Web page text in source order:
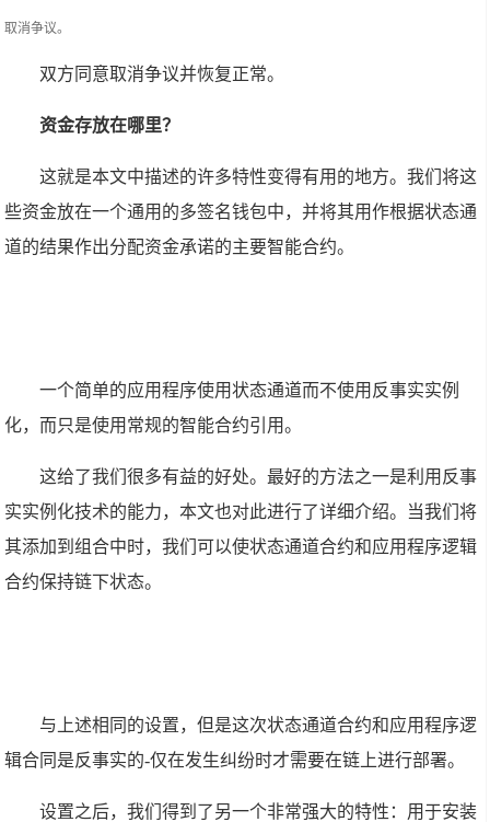
取消争议。
双方同意取消争议并恢复正常。
资金存放在哪里？
这就是本文中描述的许多特性变得有用的地方。我们将这
些资金放在一个通用的多签名钱包中，并将其用作根据状态通
道的结果作出分配资金承诺的主要智能合约。
一个简单的应用程序使用状态通道而不使用反事实实例
化，而只是使用常规的智能合约引用。
这给了我们很多有益的好处。最好的方法之一是利用反事
实实例化技术的能力，本文也对此进行了详细介绍。当我们将
其添加到组合中时，我们可以使状态通道合约和应用程序逻辑
合约保持链下状态。
与上述相同的设置，但是这次状态通道合约和应用程序逻
辑合同是反事实的-仅在发生纠纷时才需要在链上进行部署。
设置之后，我们得到了另一个非常强大的特性：用于安装